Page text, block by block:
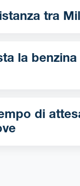
Qual
benzina per
di